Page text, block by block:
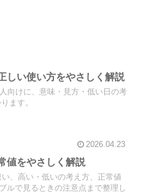
しい使い方をやさしく解説
向けに、意味・見方・低い日の考
ます。
2026.04.23
値をやさしく解説
、高い・低いの考え方、正常値
ルで見るときの注意点まで整理し